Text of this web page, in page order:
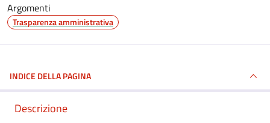
Argomenti
Trasparenza amministrativa
INDICE DELLA PAGINA
Descrizione